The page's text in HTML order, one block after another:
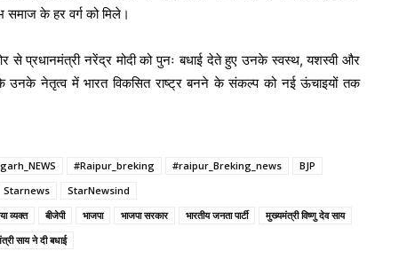
समाज के हर वर्ग को मिले।
से प्रधानमंत्री नरेंद्र मोदी को पुनः बधाई देते हुए उनके स्वस्थ, यशस्वी और
कि उनके नेतृत्व में भारत विकसित राष्ट्र बनने के संकल्प को नई ऊंचाइयों तक
#Raipur_breking #raipur_Breking_news
BJP
Starnews
StarNewsind
व्यक्त
बीजेपी भाजपा भाजपा सरकार भारतीय जनता पार्टी
मुख्यमंत्री विष्णु देव साय
साय ने दी बधाई